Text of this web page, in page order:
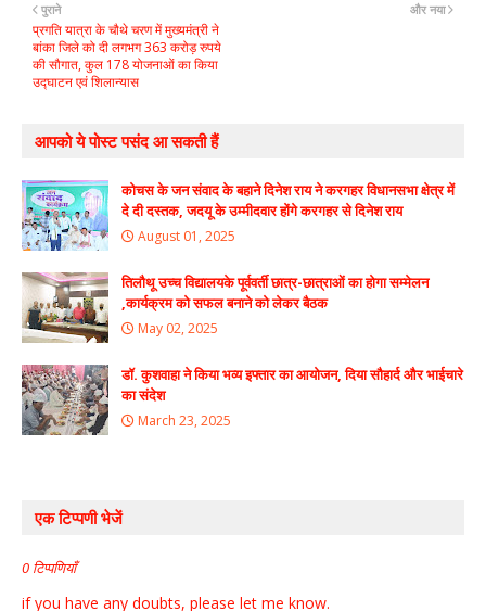
और नया
पुराने
प्रगति यात्रा के चौथे चरण में मुख्यमंत्री ने
बांका जिले को दी लगभग 363 करोड़ रुपये
की सौगात, कुल 178 योजनाओं का किया
उद्घाटन एवं शिलान्यास
आपको ये पोस्ट पसंद आ सकती हैं
कोचस के जन संवाद के बहाने दिनेश राय ने करगहर विधानसभा क्षेत्र में
दे दी दस्तक, जदयू के उम्मीदवार होंगे करगहर से दिनेश राय
August 01, 2025
तिलौथू उच्च विद्यालयके पूर्ववर्ती छात्र-छात्राओं का होगा सम्मेलन
,कार्यक्रम को सफल बनाने को लेकर बैठक
May 02, 2025
डॉ. कुशवाहा ने किया भव्य इफ्तार का आयोजन, दिया सौहार्द और भाईचारे
का संदेश
March 23, 2025
एक टिप्पणी भेजें
0 टिप्पणियाँ
if you have any doubts, please let me know.